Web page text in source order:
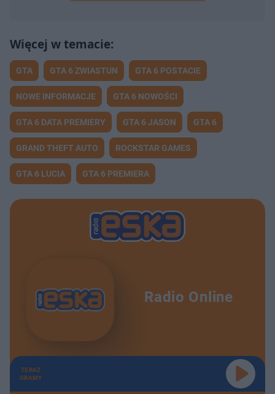
GTA GTA 6 ZWIASTUN GTA 6 POSTACIE
NOWE INFORMACJE GTA 6 NOWOŚCI
GTA 6 DATA PREMIERY GTA 6 JASON GTA 6
GRAND THEFT AUTO ROCKSTAR GAMES
GTA 6 LUCIA GTA 6 PREMIERA
Radio Online
TERAZ
GRAMY